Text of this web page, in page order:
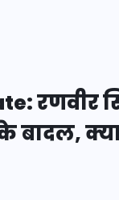
रणवीर
बादल,